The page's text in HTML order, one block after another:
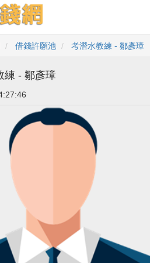
借錢許願池 考潛水教練 - 鄒彥璋
練 - 鄒彥璋